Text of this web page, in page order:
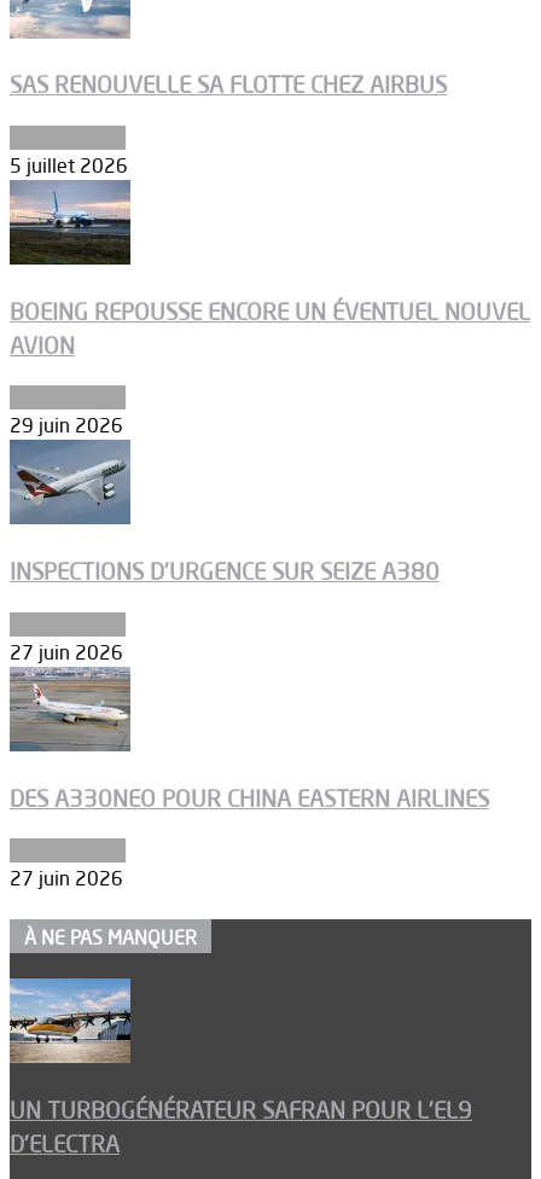
SAS RENOUVELLE SA FLOTTE CHEZ AIRBUS
5 juillet 2026
BOEING REPOUSSE ENCORE UN ÉVENTUEL NOUVEL
AVION
29 juin 2026
INSPECTIONS D’URGENCE SUR SEIZE A380
27 juin 2026
DES A330NEO POUR CHINA EASTERN AIRLINES
27 juin 2026
À NE PAS MANQUER
UN TURBOGÉNÉRATEUR SAFRAN POUR L’EL9
D’ELECTRA